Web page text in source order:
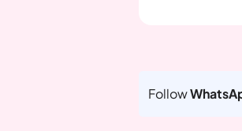
Follow